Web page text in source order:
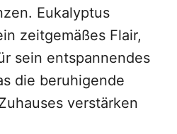
Eukalyptus
zeitgemäßes Flair,
sein entspannendes
die beruhigende
verstärken